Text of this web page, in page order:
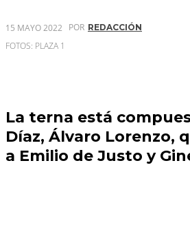
15 MAYO 2022 POR REDACCIÓN
FOTOS: PLAZA 1
La terna está
Díaz, Álvaro Lorenzo,
a Emilio de Justo y